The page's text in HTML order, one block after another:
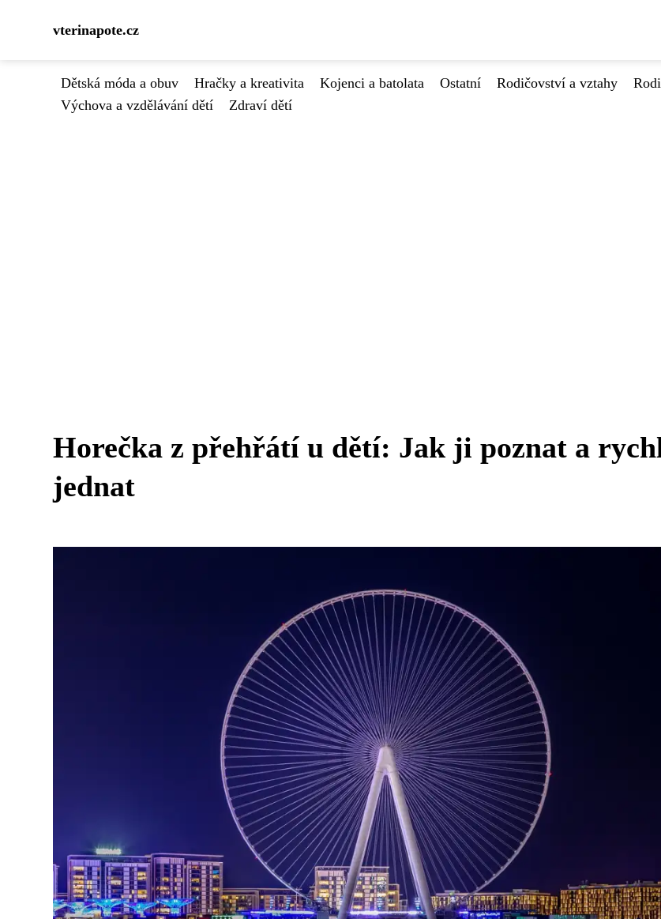
vterinapote.cz
Dětská móda a obuv Hračky a kreativita Kojenci a batolata Ostatní Rodičovství a vztahy
Výchova a vzdělávání dětí
Zdraví dětí
Horečka z přehřátí u dětí: Jak ji poznat a
jednat